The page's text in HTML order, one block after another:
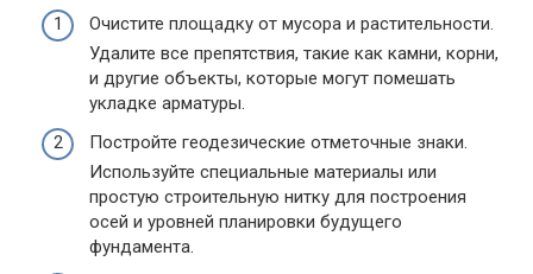
Очистите площадку от мусора и растительности.
Удалите все препятствия, такие как камни, корни,
и другие объекты, которые могут помешать
укладке арматуры.
Постройте геодезические отметочные знаки.
Используйте специальные материалы или
простую строительную нитку для построения
осей и уровней планировки будущего
фундамента.